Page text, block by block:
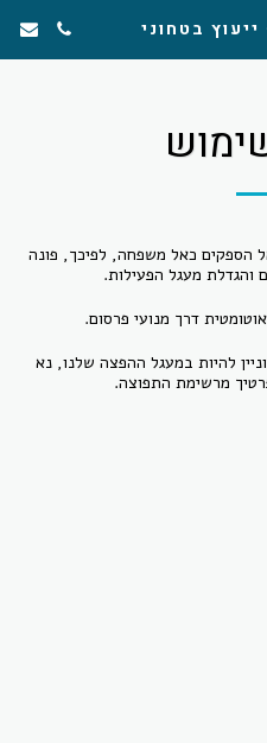
בטחוני
הספקים כאל משפחה, לפיכך, פונה
והגדלת מעגל הפעילות.
דרך מנועי פרסום.
להיות במעגל ההפצה שלנו, נא
מרשימת התפוצה.